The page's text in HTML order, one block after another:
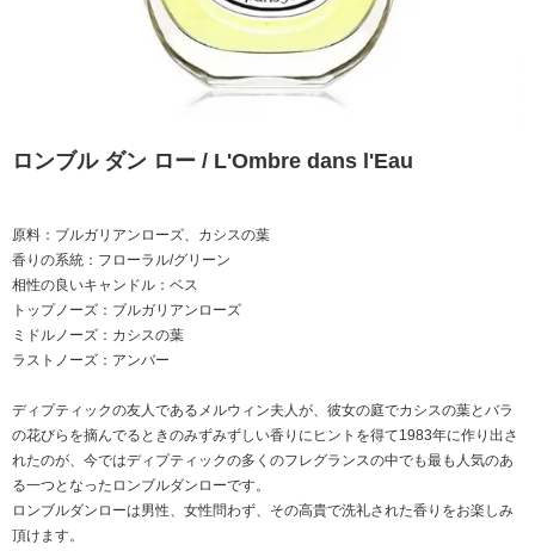
ロンブル ダン ロー / L'Ombre dans l'Eau
原料：ブルガリアンローズ、カシスの葉
香りの系統：フローラル/グリーン
相性の良いキャンドル：ベス
トップノーズ：ブルガリアンローズ
ミドルノーズ：カシスの葉
ラストノーズ：アンバー
ディプティックの友人であるメルウィン夫人が、彼女の庭でカシスの葉とバラ
の花びらを摘んでるときのみずみずしい香りにヒントを得て1983年に作り出さ
れたのが、今ではディプティックの多くのフレグランスの中でも最も人気のあ
る一つとなったロンブルダンローです。
ロンブルダンローは男性、女性問わず、その高貴で洗礼された香りをお楽しみ
頂けます。